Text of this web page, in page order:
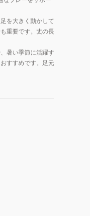
を大きく動かして
重要です。丈の長
暑い季節に活躍す
すすめです。足元